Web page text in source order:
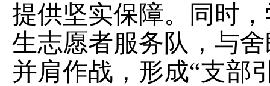
提供坚实保障。同时
生志愿者服务队，与
并肩作战，形成“支部